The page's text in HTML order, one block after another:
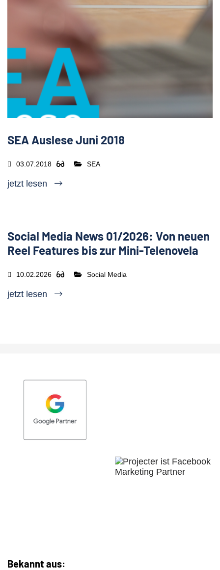
SEA Auslese Juni 2018
03.07.2018 SEA
jetzt lesen
Social Media News 01/2026: Von neuen
Reel Features bis zur Mini-Telenovela
10.02.2026 Social Media
jetzt lesen
Bekannt aus: